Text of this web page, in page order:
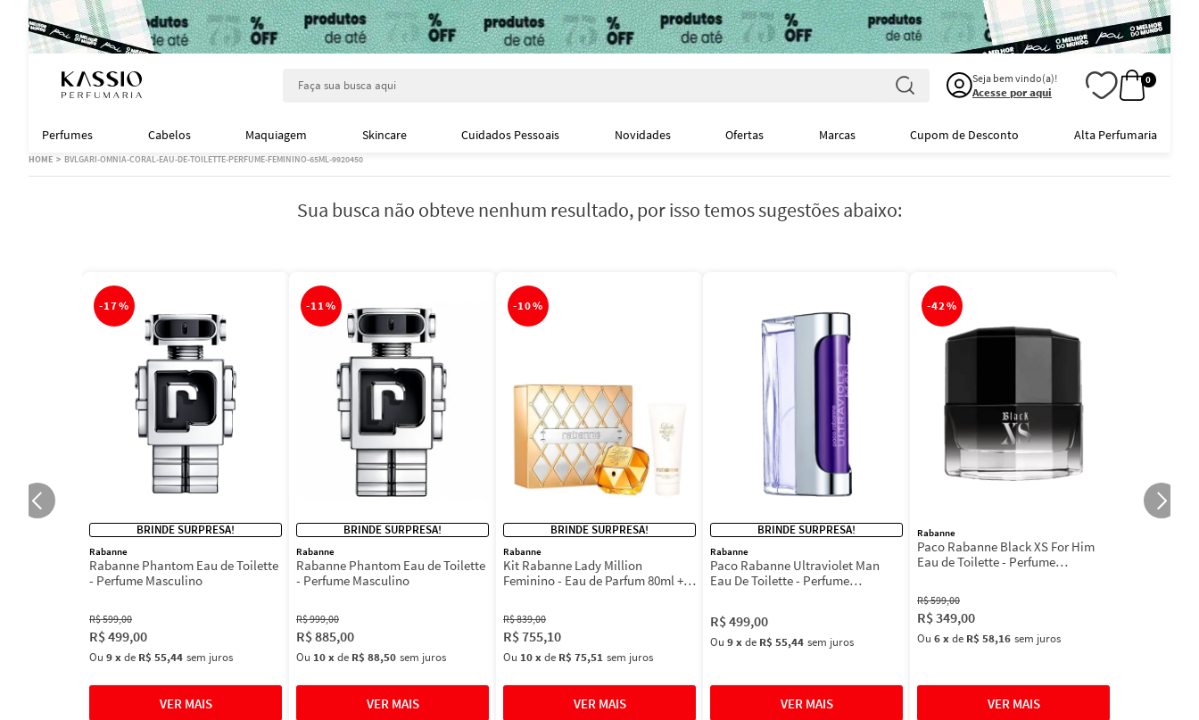
Seja bem vindo(a)!
Acesse por aqui
0
Perfumes Cabelos Maquiagem Skincare Cuidados Pessoais Novidades Ofertas Marcas Cupom de Desconto Alta Perfumaria
BVLGARI-OMNIA-CORAL-EAU-DE-TOILETTE-PERFUME-FEMININO-65ML-9920450
Sua busca não obteve nenhum resultado, por isso temos sugestões abaixo:
-17%
BRINDE SURPRESA!
Rabanne
Rabanne Phantom Eau de Toilette
- Perfume Masculino
R$599,00
R$499,00
Ou 9xde R$ 55,44 sem juros
-11%
BRINDE SURPRESA!
Rabanne
Rabanne Phantom Eau de Toilette
- Perfume Masculino
R$999,00
R$885,00
Ou 10xde R$ 88,50 sem juros
-10%
BRINDE SURPRESA!
Rabanne
Kit Rabanne Lady Million
Feminino - Eau de Parfum 80ml +
R$839,00
R$755,10
Ou 10xde R$ 75,51 sem juros
BRINDE SURPRESA!
Rabanne
Paco Rabanne Ultraviolet Man
Eau De Toilette - Perfume
R$499,00
Ou 9xde R$ 55,44 sem juros
-42%
Rabanne
Paco Rabanne Black XS For Him
Eau de Toilette - Perfume
R$599,00
R$349,00
Ou 6xde R$ 58,16 sem juros